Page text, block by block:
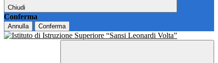
Chiudi
Conferma
Annulla Conferma